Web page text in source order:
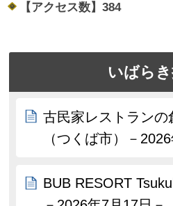
【アクセス数】 384
いばら
古民家レストランの
（つくば市）－
BUB RESORT